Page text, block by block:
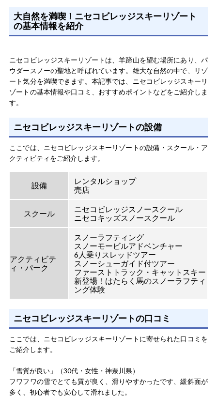
大自然を満喫！ニセコビレッジスキーリゾート
の基本情報を紹介
ニセコビレッジスキーリゾートは、羊蹄山を望む場所にあり、パ
ウダースノーの聖地と呼ばれています。雄大な自然の中で、リゾ
ート気分を満喫できます。本記事では、ニセコビレッジスキーリ
ゾートの基本情報や口コミ、おすすめポイントなどをご紹介しま
す。
ニセコビレッジスキーリゾートの設備
ここでは、ニセコビレッジスキーリゾートの設備・スクール・ア
クティビティをご紹介します。
設備
レンタルショップ
売店
スクール
ニセコビレッジスノースクール
ニセコキッズスノースクール
アクティビテ
ィ・パーク
スノーラフティング
スノーモービルアドベンチャー
6人乗りスレッドツアー
スノーシューガイド付ツアー
ファーストトラック・キャットスキー
新登場！はたらく馬のスノーラフティ
ング体験
ニセコビレッジスキーリゾートの口コミ
ここでは、ニセコビレッジスキーリゾートに寄せられた口コミを
ご紹介します。
「雪質が良い」（30代・女性・神奈川県）
フワフワの雪でとても質が良く、滑りやすかったです、緩斜面が
多く、初心者でも安心して滑れました。